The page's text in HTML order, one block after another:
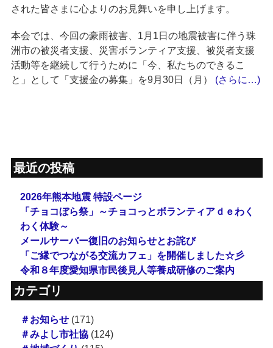
された皆さまに心よりのお見舞いを申し上げます。
本会では、今回の豪雨被害、1月1日の地震被害に伴う珠
洲市の被災者支援、災害ボランティア支援、被災者支援
活動等を継続して行うために「今、私たちのできるこ
と」として「支援金の募集」を9月30日（月） (さらに…)
最近の投稿
2026年熊本地震 特設ページ
「チョコぼら祭」～チョコっとボランティアｄｅわく
わく体験～
メールサーバー復旧のお知らせとお詫び
「ご縁でつながる交流カフェ」を開催しました☆彡
令和８年度愛知県市民後見人等養成研修のご案内
カテゴリ
＃お知らせ(171)
＃みよし市社協(124)